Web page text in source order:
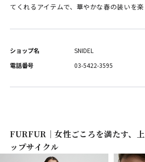
てくれるアイテムで、華やかな春の装いを楽
ショップ名
SNIDEL
電話番号
03-5422-3595
FURFUR｜女性ごころを満たす、
ップサイクル